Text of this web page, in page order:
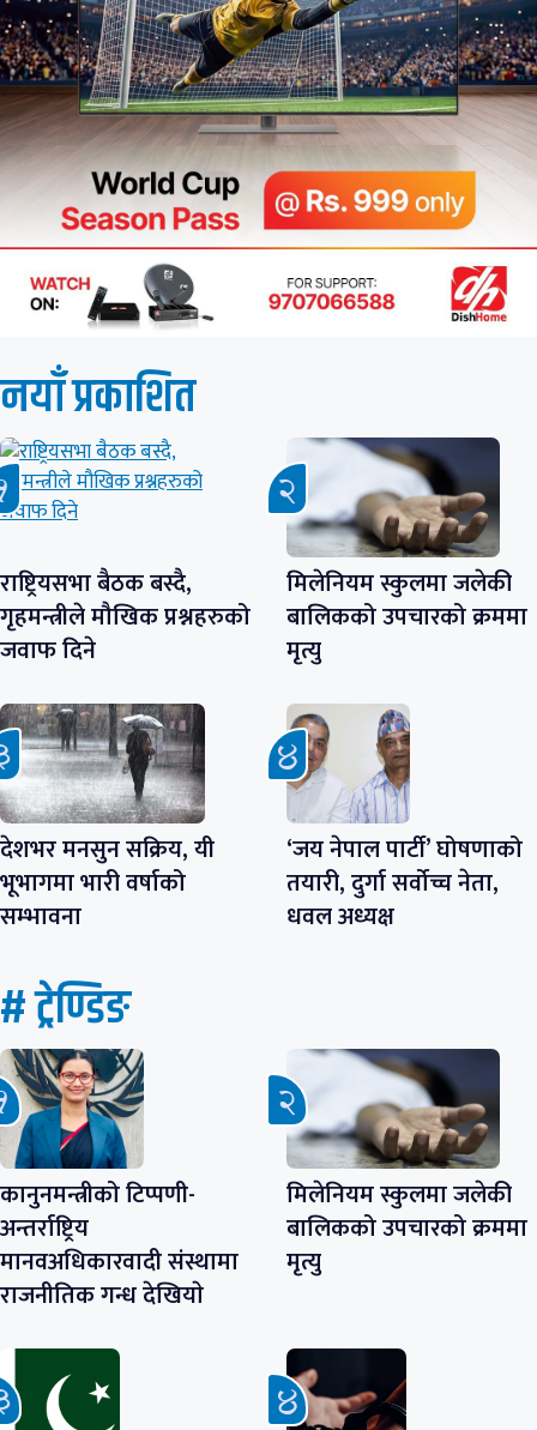
नयाँ प्रकाशित
राष्ट्रियसभा बैठक बस्दै,
गृहमन्त्रीले मौखिक प्रश्नहरुको
जवाफ दिने
मिलेनियम स्कुलमा जलेकी
बालिकको उपचारको क्रममा
मृत्यु
देशभर मनसुन सक्रिय, यी
भूभागमा भारी वर्षाको
सम्भावना
‘जय नेपाल पार्टी’ घोषणाको
तयारी, दुर्गा सर्वोच्च नेता,
धवल अध्यक्ष
# ट्रेण्डिङ
कानुनमन्त्रीको टिप्पणी-
अन्तर्राष्ट्रिय
मानवअधिकारवादी संस्थामा
राजनीतिक गन्ध देखियाे
मिलेनियम स्कुलमा जलेकी
बालिकको उपचारको क्रममा
मृत्यु